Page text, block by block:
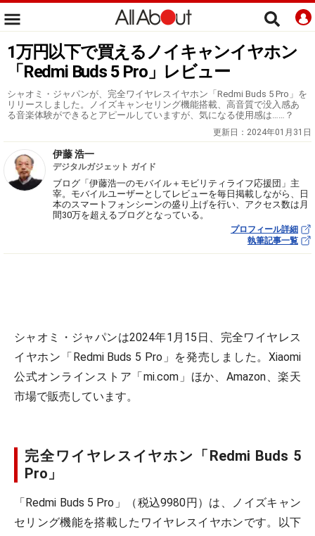
1万円以下で買えるノイキャンイヤホン
「Redmi Buds 5 Pro」レビュー
シャオミ・ジャパンが、完全ワイヤレスイヤホン「Redmi Buds 5 Pro」を
リリースしました。ノイズキャンセリング機能搭載、高音質で没入感あ
る音楽体験ができるとアピールしていますが、気になる使用感は……？
更新日： 2024年01月31日
伊藤 浩一
デジタルガジェット ガイド
ブログ「伊藤浩一のモバイル＋モビリティライフ応援団」主
宰。モバイルユーザーとしてレビューを毎日掲載しながら、日
本のスマートフォンシーンの盛り上げを行い、アクセス数は月
間30万を超えるブログとなっている。
プロフィール詳細
執筆記事一覧
シャオミ・ジャパンは2024年1月15日、完全ワイヤレス
イヤホン「Redmi Buds 5 Pro」を発売しました。Xiaomi
公式オンラインストア「mi.com」ほか、Amazon、楽天
市場で販売しています。
完全ワイヤレスイヤホン「Redmi Buds 5
Pro」
「Redmi Buds 5 Pro」（税込9980円）は、ノイズキャン
セリング機能を搭載したワイヤレスイヤホンです。以下